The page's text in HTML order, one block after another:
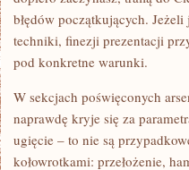
błędów początkujących.
techniki, finezji prezentacji
pod konkretne warunki.
W sekcjach poświęconych
naprawdę kryje się za
ugięcie – to nie są
kołowrotkami: przełożenie,